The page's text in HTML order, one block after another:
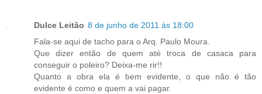
Dulce Leitão 8 de junho de 2011 às 18:00
Fala-se aqui de tacho para o Arq. Paulo Moura.
Que dizer então de quem até troca de casaca para
conseguir o poleiro? Deixa-me rir!!
Quanto a obra ela é bem evidente, o que não é tão
evidente é como e quem a vai pagar.